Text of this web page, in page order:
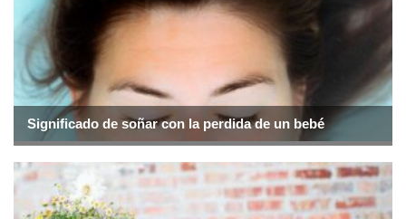
Significado de soñar con la perdida de un bebé